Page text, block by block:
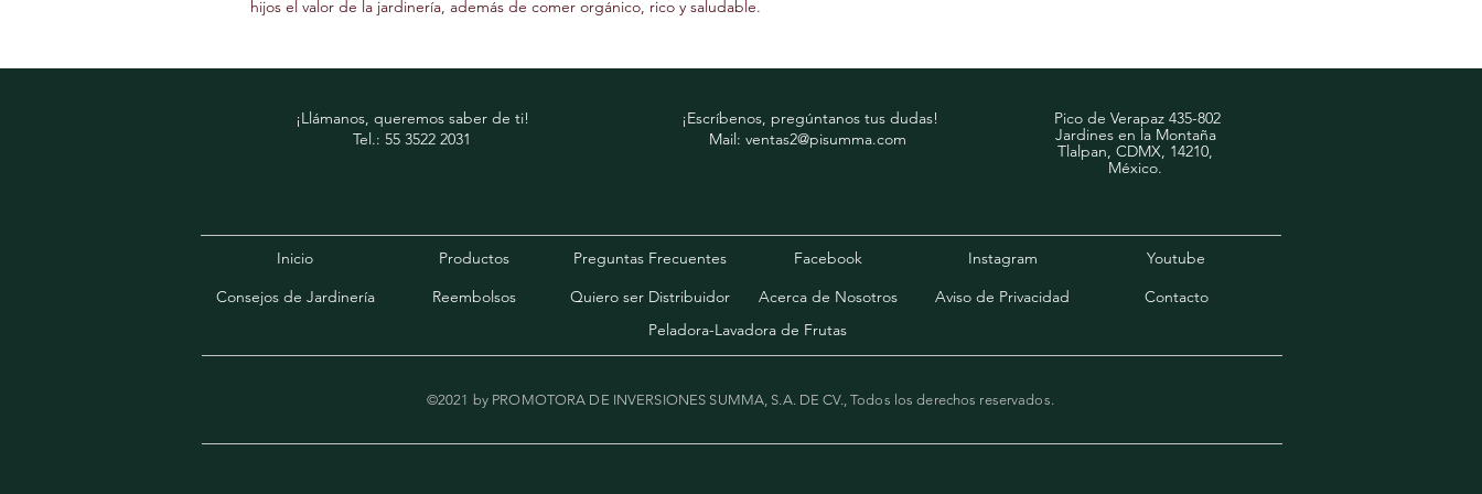
hijos el valor de la jardinería, además de comer orgánico, rico y saludable.
¡Llámanos, queremos saber de ti!
Tel.: 55 3522 2031
¡Escríbenos, pregúntanos tus dudas!
Mail: ventas2@pisumma.com
Pico de Verapaz 435-802
Jardines en la Montaña
Tlalpan, CDMX, 14210,
​México.
Inicio
Consejos de Jardinería
Productos
Reembolsos
Preguntas Frecuentes
Quiero ser Distribuidor
Facebook Instagram
Youtube
Acerca de Nosotros
Aviso de Privacidad
Contacto
Peladora-Lavadora de Frutas
©2021 by PROMOTORA DE INVERSIONES SUMMA, S.A. DE CV., Todos los derechos reservados.